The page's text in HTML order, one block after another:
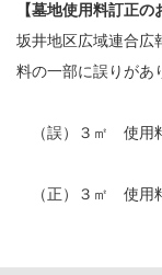
【墓地使用料訂正の
坂井地区広域連合広
料の一部に誤りがあ
（誤）３㎡ 使用
（正）３㎡ 使用